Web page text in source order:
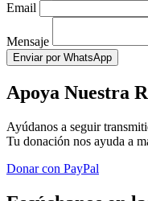
Email
Mensaje
Enviar por WhatsApp
Apoya Nuestra
Ayúdanos a seguir
Tu donación nos ayuda a
Donar con PayPal